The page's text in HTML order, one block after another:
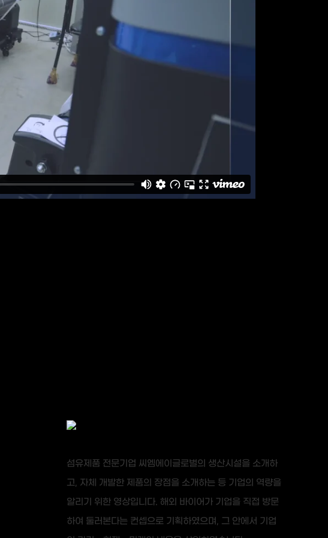
섬유제품 전문기업 씨엠에이글로벌의 생산시설을 소개하
고, 자체 개발한 제품의 장점을 소개하는 등 기업의 역량을
알리기 위한 영상입니다. 해외 바이어가 기업을 직접 방문
하여 둘러본다는 컨셉으로 기획하였으며, 그 안에서 기업